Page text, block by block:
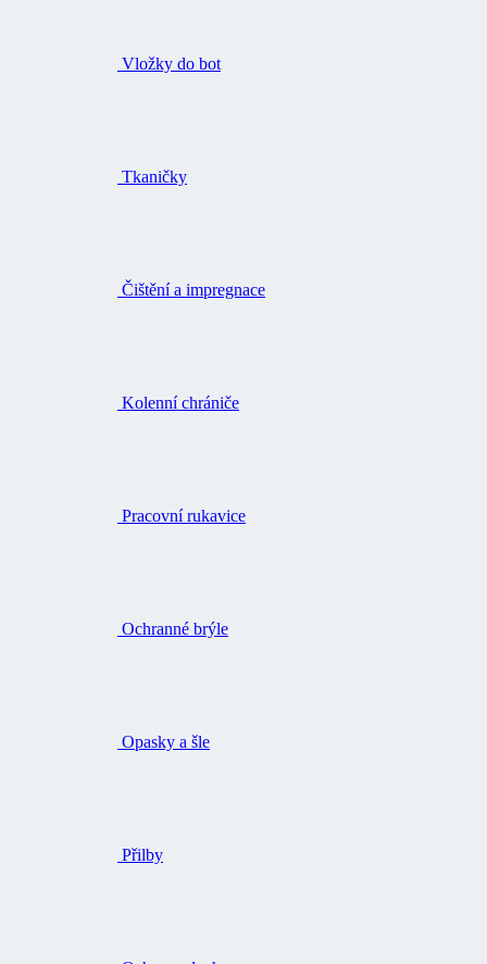
Vložky do bot
Tkaničky
Čištění a impregnace
Kolenní chrániče
Pracovní rukavice
Ochranné brýle
Opasky a šle
Přilby